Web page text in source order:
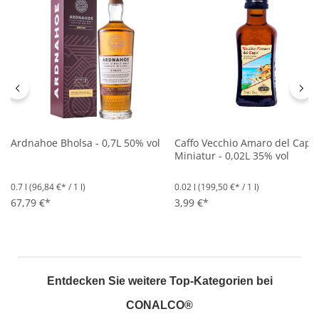
Ardnahoe Bholsa - 0,7L 50% vol
0.7 l (96,84 €* / 1 l)
67,79 €*
Caffo Vecchio Amaro del Capo
Miniatur - 0,02L 35% vol
0.02 l (199,50 €* / 1 l)
3,99 €*
Entdecken Sie weitere Top-Kategorien bei
CONALCO®